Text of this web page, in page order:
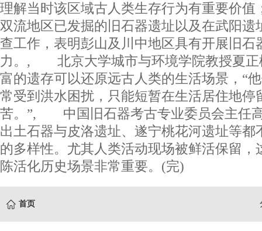
理解当时该区域古人类生存行为有重要价值
双流地区已发掘的旧石器遗址以及在武阳遗
查工作，表明彭山及川中地区具有开展旧石
力。, 北京大学城市与环境学院教授夏正
富的遗存可以还原远古人类的生活场景，“
常受到洪水困扰，只能短暂在生活居住地停
苦。”, 中国旧石器考古专业委员会主任
出土石器与皮洛遗址、遂宁桃花河遗址等都
的多样性。尤其人类活动现场被鲜活保留，
陈活化历史场景非常重要。(完)
首页